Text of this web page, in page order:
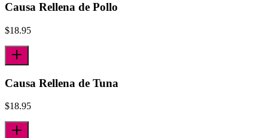
Causa Rellena de Pollo
$18.95
Causa Rellena de Tuna
$18.95